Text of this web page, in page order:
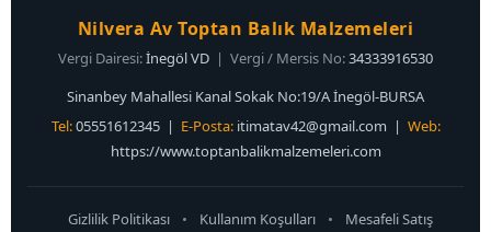
Nilvera Av Toptan Balık Malzemeleri
Vergi Dairesi:İnegöl VD | Vergi / Mersis No:34333916530
Sinanbey Mahallesi Kanal Sokak No:19/A İnegöl-BURSA
Tel:05551612345 | E-Posta: itimatav42@gmail.com | Web:
https://www.toptanbalikmalzemeleri.com
Gizlilik Politikası • Kullanım Koşulları •
Mesafeli Satış